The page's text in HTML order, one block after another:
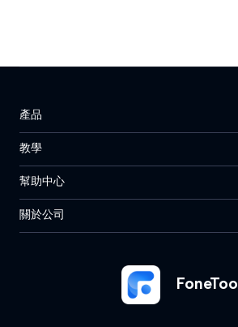
FoneTool
產品
教學
幫助中心
關於公司